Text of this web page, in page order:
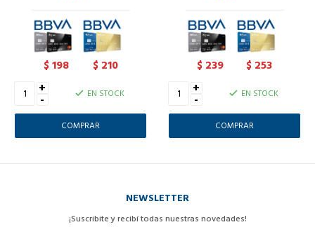
$198 $ 210
+
- EN STOCK
$ 239 $ 253
+
- EN STOCK
NEWSLETTER
¡Suscribite y recibí todas nuestras novedades!